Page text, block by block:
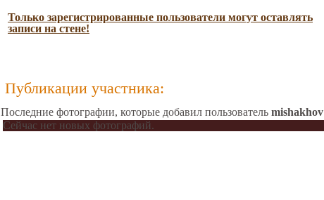
Только зарегистрированные пользователи могут оставлять
записи на стене!
Публикации участника:
Последние фотографии, которые добавил пользователь mishakhov
Сейчас нет новых фотографий.